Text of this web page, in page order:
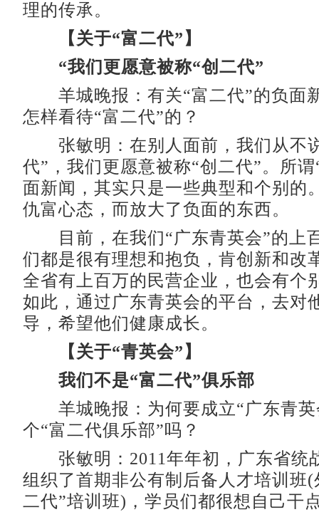
理的传承。
【关于“富二代”】
“我们更愿意被称“创二代”
羊城晚报：有关“富二代”的负面
怎样看待“富二代”的？
张敏明：在别人面前，我们从不
代”，我们更愿意被称“创二代”。所
面新闻，其实只是一些典型和个别的
仇富心态，而放大了负面的东西。
目前，在我们“广东青英会”的上
们都是很有理想和抱负，肯创新和改
全省有上百万的民营企业，也会有个
如此，通过广东青英会的平台，去对
导，希望他们健康成长。
【关于“青英会”】
我们不是“富二代”俱乐部
羊城晚报：为何要成立“广东青英
个“富二代俱乐部”吗？
张敏明：2011年年初，广东省统
组织了首期非公有制后备人才培训班(
二代”培训班)，学员们都很想自己干